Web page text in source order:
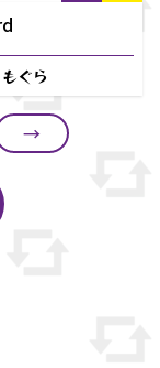
もぐら
→